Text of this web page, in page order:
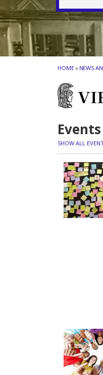
HOME» NEWS
SHOW ALL